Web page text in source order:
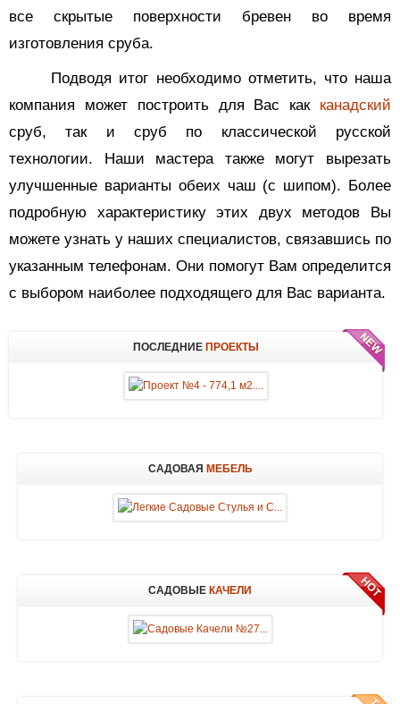
все скрытые поверхности бревен во время
изготовления сруба.
Подводя итог необходимо отметить, что наша
компания может построить для Вас как канадский
сруб, так и сруб по классической русской
технологии. Наши мастера также могут вырезать
улучшенные варианты обеих чаш (с шипом). Более
подробную характеристику этих двух методов Вы
можете узнать у наших специалистов, связавшись по
указанным телефонам. Они помогут Вам определится
с выбором наиболее подходящего для Вас варианта.
ПОСЛЕДНИЕПРОЕКТЫ
САДОВАЯ МЕБЕЛЬ
САДОВЫЕ КАЧЕЛИ